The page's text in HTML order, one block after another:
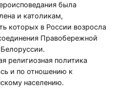
была
и католикам,
которых в России возросла
Правобережной
религиозная политика
и по отношению к
населению.